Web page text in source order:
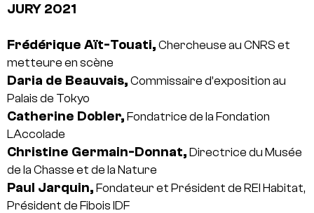
JURY 2021
Frédérique Aït-Touati, Chercheuse au CNRS et
metteure en scène
Daria de Beauvais, Commissaire d’exposition au
Palais de Tokyo
Catherine Dobler, Fondatrice de la Fondation
LAccolade
Christine Germain-Donnat, Directrice du Musée
de la Chasse et de la Nature
Paul Jarquin, Fondateur et Président de REI Habitat,
Président de Fibois IDF